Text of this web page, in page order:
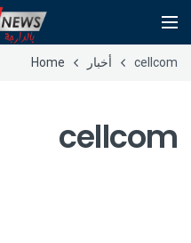
cellcom أخبار Home
cellcom